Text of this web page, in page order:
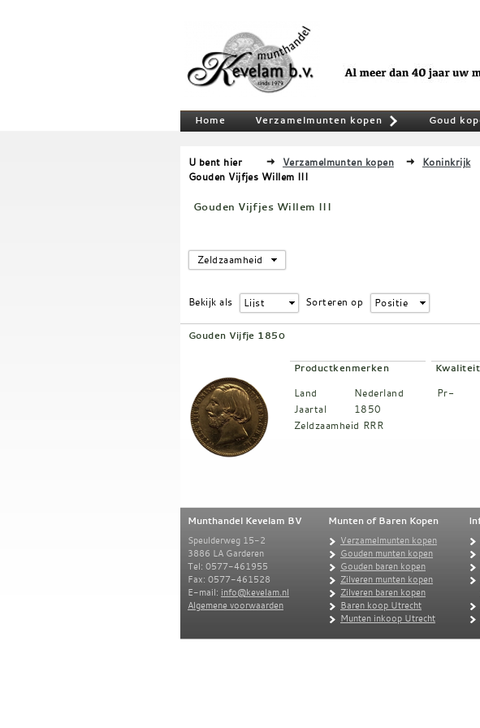
Home Verzamelmunten kopen Goud
U bent hier Verzamelmunten kopen Koninkrijk
Gouden Vijfjes Willem III
Gouden Vijfjes Willem III
Zeldzaamheid
Bekijk als Lijst Sorteren op Positie
Gouden Vijfje 1850
Productkenmerken
Land
Nederland
Jaartal
1850
Zeldzaamheid RRR
Pr-
Munthandel Kevelam BV
Speulderweg 15-2
3886 LA Garderen
Tel: 0577-461955
Fax: 0577-461528
E-mail: info@kevelam.nl
Algemene voorwaarden
Munten of Baren Kopen
Verzamelmunten kopen
Gouden munten kopen
Gouden baren kopen
Zilveren munten kopen
Zilveren baren kopen
Baren koop Utrecht
Munten inkoop Utrecht